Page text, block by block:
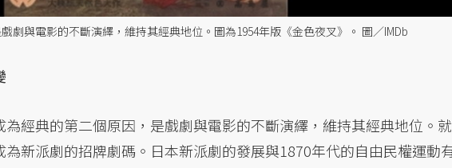
劇與電影的不斷演繹，維持其經典地位。圖為1954年版《金色夜叉》。 圖／IMDb
為經典的第二個原因，是戲劇與電影的不斷演繹，維持其經典地位。就
新派劇的招牌劇碼。日本新派劇的發展與1870年代的自由民權運動